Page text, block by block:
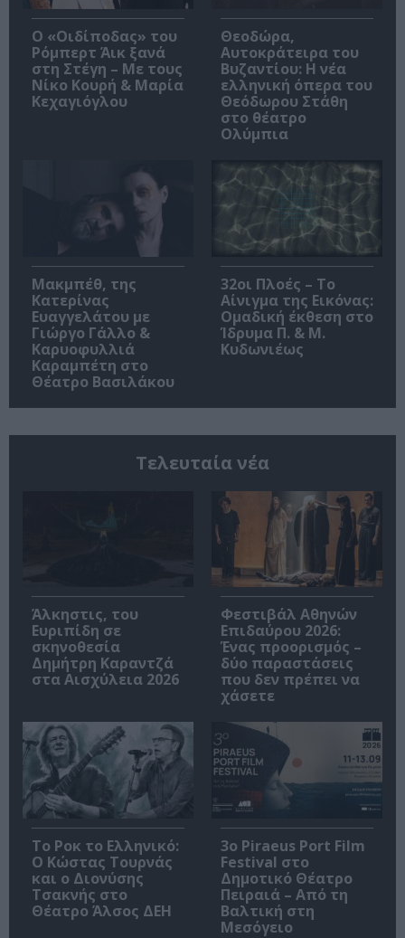
O «Οιδίποδας» του
Ρόμπερτ Άικ ξανά
στη Στέγη – Με τους
Νίκο Κουρή & Μαρία
Κεχαγιόγλου
Θεοδώρα,
Αυτοκράτειρα του
Βυζαντίου: Η νέα
ελληνική όπερα του
Θεόδωρου Στάθη
στο θέατρο
Ολύμπια
Μακμπέθ, της
Κατερίνας
Ευαγγελάτου με
Γιώργο Γάλλο &
Καρυοφυλλιά
Καραμπέτη στο
Θέατρο Βασιλάκου
32οι Πλοές – Το
Αίνιγμα της Εικόνας:
Ομαδική έκθεση στο
Ίδρυμα Π. & Μ.
Κυδωνιέως
Τελευταία νέα
Άλκηστις, του
Ευριπίδη σε
σκηνοθεσία
Δημήτρη Καραντζά
στα Αισχύλεια 2026
Φεστιβάλ Αθηνών
Επιδαύρου 2026:
Ένας προορισμός –
δύο παραστάσεις
που δεν πρέπει να
χάσετε
Το Ροκ το Ελληνικό:
Ο Κώστας Τουρνάς
και ο Διονύσης
Τσακνής στο
Θέατρο Άλσος ΔΕΗ
3o Piraeus Port Film
Festival στο
Δημοτικό Θέατρο
Πειραιά – Από τη
Βαλτική στη
Μεσόγειο